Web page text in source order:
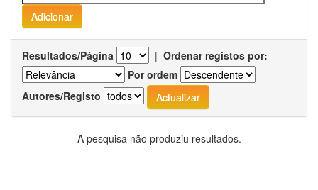
Resultados/Página | Ordenar registos por:
Por ordem
Autores/Registo
A pesquisa não produziu resultados.